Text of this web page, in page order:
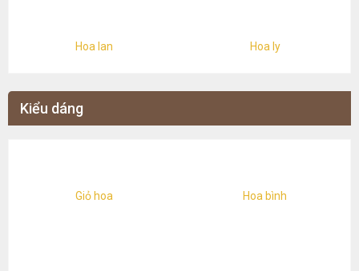
Hoa lan Hoa ly
Kiểu dáng
Giỏ hoa Hoa bình